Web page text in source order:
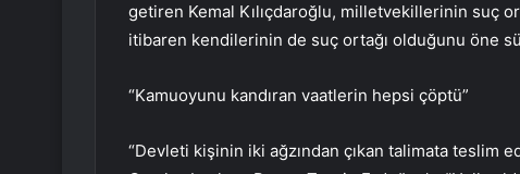
getiren Kemal Kılıçdaroğlu, milletvekillerinin suç
itibaren kendilerinin de suç ortağı olduğunu öne
“Kamuoyunu kandıran vaatlerin hepsi çöptü”
“Devleti kişinin iki ağzından çıkan talimata teslim